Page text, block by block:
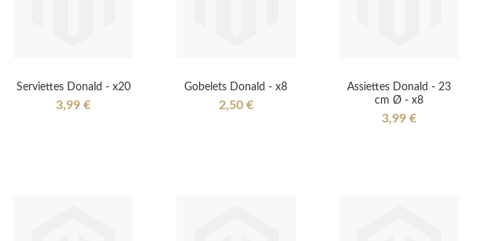
Serviettes Donald - x20
3,99 €
Gobelets Donald - x8
2,50 €
Assiettes Donald - 23
cm Ø - x8
3,99 €